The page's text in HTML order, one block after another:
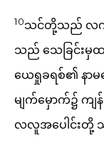
10သင်တို့သည် လက်ဝ
သည် သေခြင်းမှထ
ယေရှုခရစ်၏ နာ
မျက်မှောက်၌ က
လလူအပေါင်းတို့